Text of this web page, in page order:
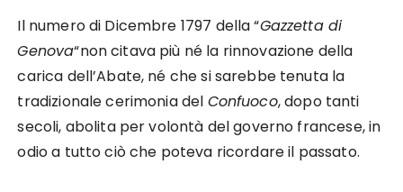
Il numero di Dicembre 1797 della “Gazzetta di
Genova“non citava più né la rinnovazione della
carica dell’Aba­te, né che si sarebbe tenuta la
tradizionale cerimonia del Confuoco, dopo tanti
secoli, abolita per volontà del governo fran­cese, in
odio a tutto ciò che poteva ricordare il passato.